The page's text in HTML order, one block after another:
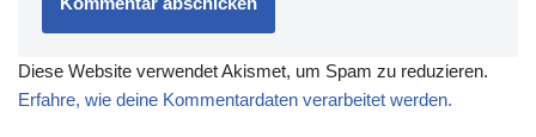
Diese Website verwendet Akismet, um Spam zu reduzieren.
Erfahre, wie deine Kommentardaten verarbeitet werden.